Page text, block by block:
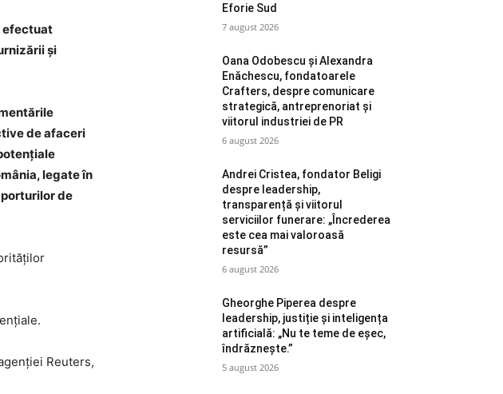
efectuat
şi
de afaceri
legate în
de
Reuters,
Eforie Sud
7 august 2026
Oana Odobescu și Alexandra
Enăchescu, fondatoarele
Crafters, despre comunicare
strategică, antreprenoriat și
viitorul industriei de PR
6 august 2026
Andrei Cristea, fondator Beligi
despre leadership,
transparență și viitorul
serviciilor funerare: „Încrederea
este cea mai valoroasă
resursă”
6 august 2026
Gheorghe Piperea despre
leadership, justiție și inteligența
artificială: „Nu te teme de eșec,
îndrăznește.”
5 august 2026